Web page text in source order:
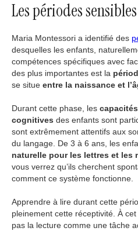
Les périodes
Maria Montessori a identifié des
desquelles les enfants,
compétences spécifiques avec
des plus importantes est la
se situe entre la naissance et
Durant cette phase, les
cognitives des enfants sont
sont extrêmement attentifs aux
du langage. De 3 à 6 ans, les
naturelle pour les lettres et les
vous verrez qu’ils cherchent
comment ce système fonctionne.
Apprendre à lire durant cette
pleinement cette réceptivité. À
pas la lecture comme une tâche